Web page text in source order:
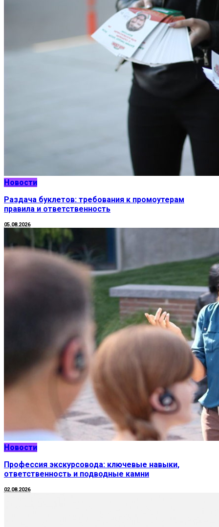
Новости
Раздача буклетов: требования к промоутерам
правила и ответственность
05.08.2026
Новости
Профессия экскурсовода: ключевые навыки,
ответственность и подводные камни
02.08.2026